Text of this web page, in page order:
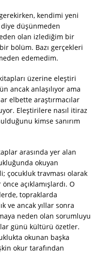
kendimi yeni
düşünmeden
olan izlediğim bir
bölüm. Bazı gerçekleri
edemedim.
üzerine eleştiri
ancak anlaşılıyor ama
elbette araştırmacılar
Eleştirilere nasıl itiraz
kimse sanırım
arasında yer alan
okuyan
çocukluk travması olarak
açıklamışlardı. O
topraklarda
ve ancak yıllar sonra
neden olan sorumluyu
günü kültürü özetler.
okunan başka
okur tarafından